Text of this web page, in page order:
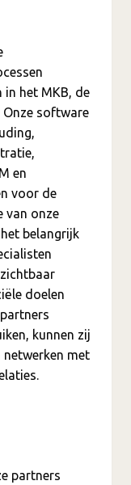
het MKB, de
Onze software
en
voor de
van onze
belangrijk
doelen
kunnen zij
met
partners